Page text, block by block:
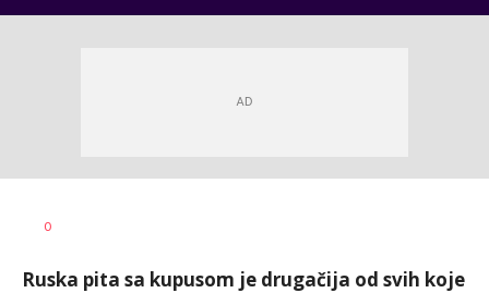
AUTOR
0
Ruska pita sa kupusom je drugačija od svih koje